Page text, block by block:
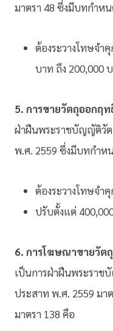
มาตรา 48 ซึ่งมีบทกำห
ต้องระวางโทษจำ
บาท ถึง 200,000
5. การขายวัตถุออกฤ
ฝ่าฝืนพระราชบัญญัติวั
พ.ศ. 2559 ซึ่งมีบทกำห
ต้องระวางโทษจำ
ปรับตั้งแต่
6. การโฆษณาขายวัต
เป็นการฝ่าฝืนพระรา
ประสาท พ.ศ. 2559 ม
มาตรา 138 คือ